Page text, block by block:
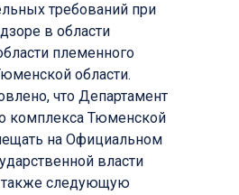
требований при
в области
племенного
области.
что Департамент
комплекса Тюменской
на Официальном
власти
также следующую